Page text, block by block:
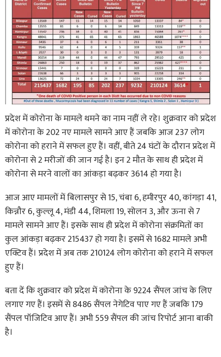
प्रदेश में कोरोना के मामले थमने का नाम नहीं ले रहे। शुक्रवार को प्रदेश
में कोरोना के 202 नए मामले सामने आए हैं जबकि आज 237 लोग
कोरोना को हराने में सफल हुए हैं। वहीं, बीते 24 घंटों के दौरान प्रदेश में
कोरोना से 2 मरीजों की जान गई है। इन 2 मौत के साथ ही प्रदेश में
कोरोना से मरने वालों का आंकड़ा बढ़कर 3614 हो गया है।
आज आए मामलों में बिलासपुर से 15, चंबा 6, हमीरपुर 40, कांगड़ा 41,
किन्नौर 6, कुल्लू 4, मंडी 44, शिमला 19, सोलन 3, और ऊना से 7
मामले सामने आए हैं। इसके साथ ही प्रदेश में कोरोना संक्रमितों का
कुल आंकड़ा बढ़कर 215437 हो गया है। इसमें से 1682 मामले अभी
एक्टिव हैं। प्रदेश में अब तक 210124 लोग कोरोना को हराने में सफल
हुए हैं।
बता दें कि शुक्रवार को प्रदेश में कोरोना के 9224 सैंपल जांच के लिए
लगाए गए हैं। इसमें से 8486 सैंपल नेगेटिव पाए गए हैं जबकि 179
सैंपल पॉजिटिव आए हैं। अभी 559 सैंपल की जांच रिपोर्ट आना बाकी
है।